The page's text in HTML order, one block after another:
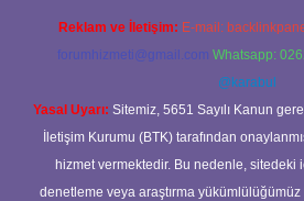
Reklam ve İletişim: E-mail:
forumhizmeti@gmail.com Whatsapp:
@karabul
Yasal Uyarı: Sitemiz, 5651 Sayılı Kanun
İletişim Kurumu (BTK) tarafından
hizmet vermektedir. Bu nedenle, sitedeki
denetleme veya araştırma yükümlülüğümüz